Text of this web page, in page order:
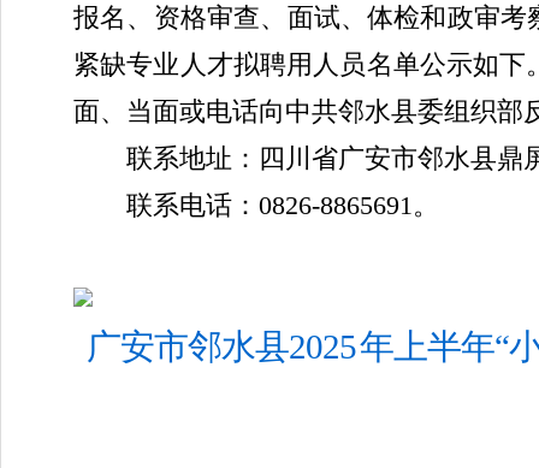
报名、资格审查、面试、体检和政审考
紧缺专业人才拟聘用人员名单公示如下
面、当面或电话向中共邻水县委组织部
联系地址：四川省广安市邻水县鼎
联系电话 ： 0826-8865691 。
广安市邻水县2025年上半年“